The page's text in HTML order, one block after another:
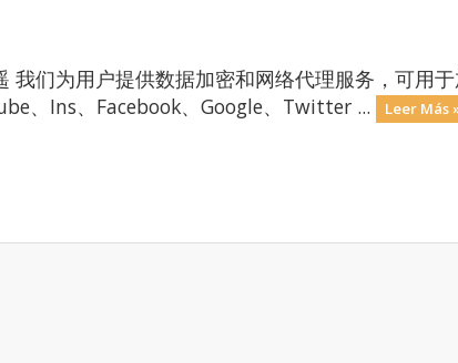
们为用户提供数据加密和网络代理服务，可用
、Ins、Facebook、Google、Twitter ...
Leer Más